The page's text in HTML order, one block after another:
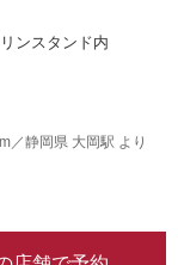
ンスタンド内
／静岡県 大岡駅 より